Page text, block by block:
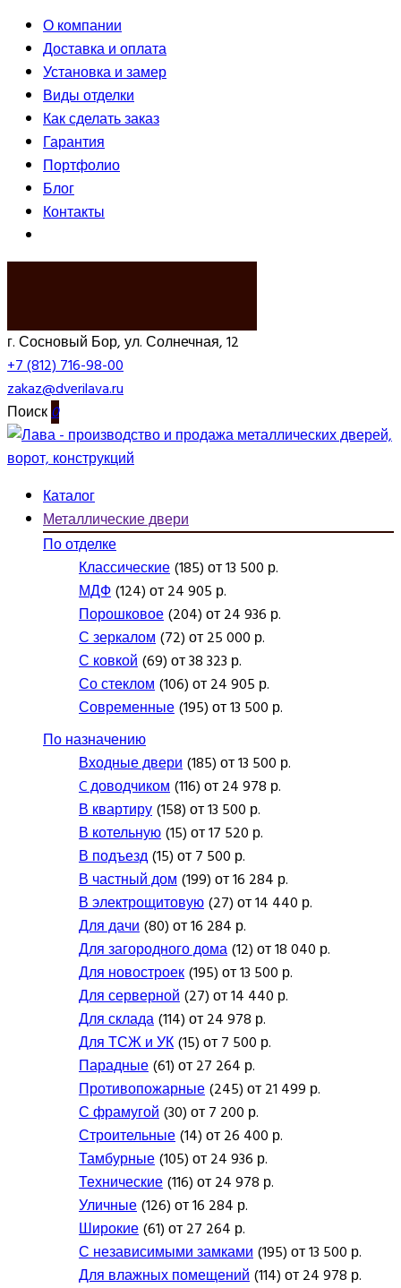
О компании
Доставка и оплата
Установка и замер
Виды отделки
Как сделать заказ
Гарантия
Портфолио
Блог
Контакты
г. Сосновый Бор, ул. Солнечная, 12
+7 (812) 716-98-00
zakaz@dverilava.ru
Поиск0
Каталог
Металлические двери
По отделке
Классические(185) от 13 500 р.
МДФ(124) от 24 905 р.
Порошковое(204) от 24 936 р.
С зеркалом(72) от 25 000 р.
С ковкой(69) от 38 323 р.
Со стеклом(106) от 24 905 р.
Современные(195) от 13 500 р.
По назначению
Входные двери(185) от 13 500 р.
C доводчиком(116) от 24 978 р.
В квартиру(158) от 13 500 р.
В котельную(15) от 17 520 р.
В подъезд(15) от 7 500 р.
В частный дом(199) от 16 284 р.
В электрощитовую(27) от 14 440 р.
Для дачи(80) от 16 284 р.
Для загородного дома(12) от 18 040 р.
Для новостроек(195) от 13 500 р.
Для серверной(27) от 14 440 р.
Для склада(114) от 24 978 р.
Для ТСЖ и УК(15) от 7 500 р.
Парадные(61) от 27 264 р.
Противопожарные(245) от 21 499 р.
С фрамугой(30) от 7 200 р.
Строительные(14) от 26 400 р.
Тамбурные(105) от 24 936 р.
Технические(116) от 24 978 р.
Уличные(126) от 16 284 р.
Широкие(61) от 27 264 р.
С независимыми замками(195) от 13 500 р.
Для влажных помещений(114) от 24 978 р.